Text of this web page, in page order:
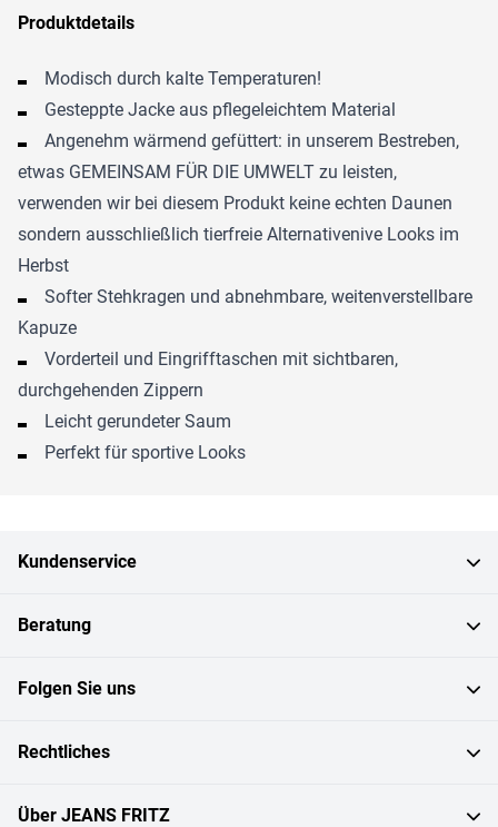
Produktdetails
Modisch durch kalte Temperaturen!
Gesteppte Jacke aus pflegeleichtem Material
Angenehm wärmend gefüttert: in unserem Bestreben,
etwas GEMEINSAM FÜR DIE UMWELT zu leisten,
verwenden wir bei diesem Produkt keine echten Daunen
sondern ausschließlich tierfreie Alternativenive Looks im
Herbst
Softer Stehkragen und abnehmbare, weitenverstellbare
Kapuze
Vorderteil und Eingrifftaschen mit sichtbaren,
durchgehenden Zippern
Leicht gerundeter Saum
Perfekt für sportive Looks
Kundenservice
Beratung
Folgen Sie uns
Rechtliches
Über JEANS FRITZ